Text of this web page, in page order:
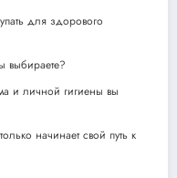
для здорового
выбираете?
и личной гигиены вы
начинает свой путь к